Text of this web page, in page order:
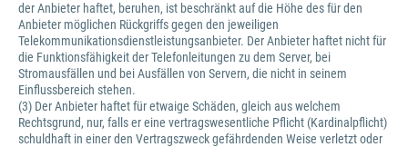
der Anbieter haftet, beruhen, ist beschränkt auf die Höhe des für den
Anbieter möglichen Rückgriffs gegen den jeweiligen
Telekommunikationsdienstleistungsanbieter. Der Anbieter haftet nicht für
die Funktionsfähigkeit der Telefonleitungen zu dem Server, bei
Stromausfällen und bei Ausfällen von Servern, die nicht in seinem
Einflussbereich stehen.
(3) Der Anbieter haftet für etwaige Schäden, gleich aus welchem
Rechtsgrund, nur, falls er eine vertragswesentliche Pflicht (Kardinalpflicht)
schuldhaft in einer den Vertragszweck gefährdenden Weise verletzt oder